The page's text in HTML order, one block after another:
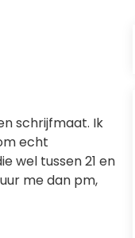
schrijfmaat. Ik
echt
wel tussen 21 en
me dan pm,